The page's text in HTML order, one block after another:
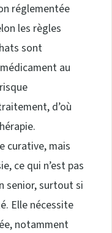
réglementée
les règles
sont
au
d’où
curative, mais
ce qui n’est pas
senior, surtout si
Elle nécessite
notamment